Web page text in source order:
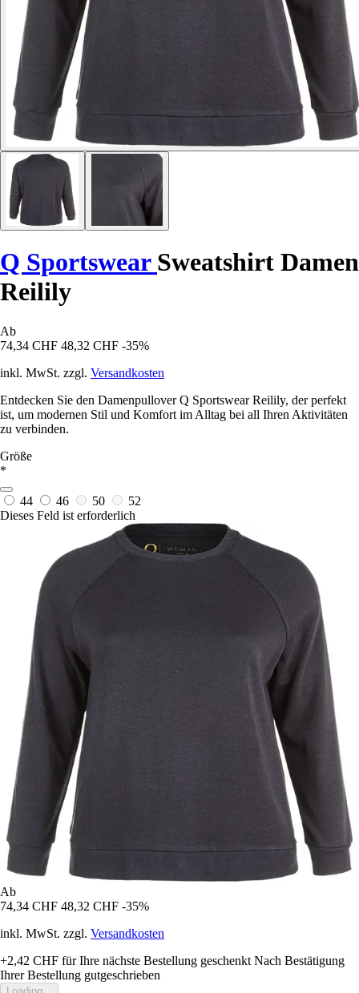
Q Sportswear Sweatshirt Damen
Reilily
Ab
74,34 CHF 48,32 CHF -35%
inkl. MwSt. zzgl. Versandkosten
Entdecken Sie den Damenpullover Q Sportswear Reilily, der perfekt
ist, um modernen Stil und Komfort im Alltag bei all Ihren Aktivitäten
zu verbinden.
Größe
*
44 46 50
52
Dieses Feld ist erforderlich
Ab
74,34 CHF 48,32 CHF -35%
inkl. MwSt. zzgl. Versandkosten
+2,42 CHF für Ihre nächste Bestellung geschenkt Nach Bestätigung
Ihrer Bestellung gutgeschrieben